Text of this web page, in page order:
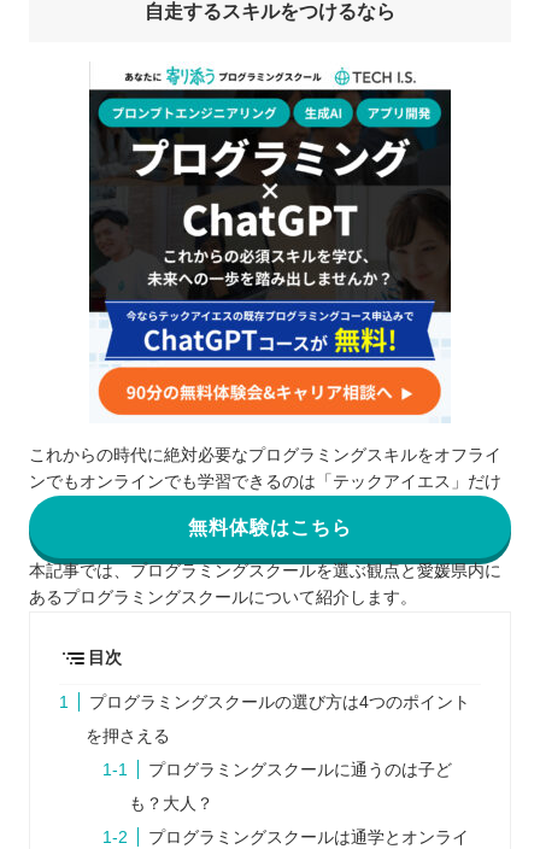
自走するスキルをつけるなら
これからの時代に絶対必要なプログラミングスキルをオフライ
ンでもオンラインでも学習できるのは「テックアイエス」だけ
無料体験はこちら
本記事では、プログラミングスクールを選ぶ観点と愛媛県内に
あるプログラミングスクールについて紹介します。
目次
プログラミングスクールの選び方は4つのポイント
を押さえる
プログラミングスクールに通うのは子ど
も？大人？
プログラミングスクールは通学とオンライ